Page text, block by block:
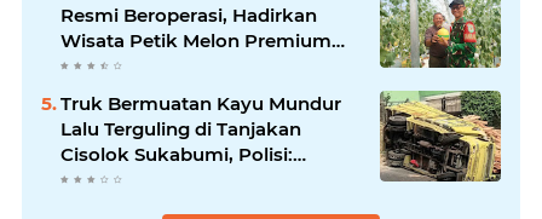
Resmi Beroperasi, Hadirkan
Wisata Petik Melon Premium
dan Edukasi Pertanian Modern
di Sukabumi
Truk Bermuatan Kayu Mundur
Lalu Terguling di Tanjakan
Cisolok Sukabumi, Polisi:
Diduga Tak Kuat Menanjak